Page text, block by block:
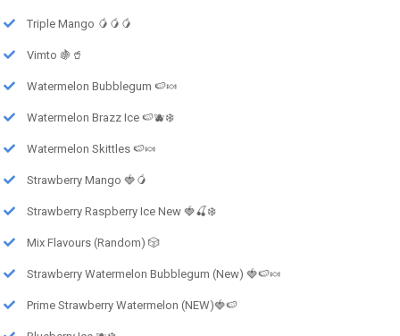
Triple Mango 🥭🥭🥭
Vimto 🍇🥤
Watermelon Bubblegum 🍉🍬
Watermelon Brazz Ice 🍉🫐❄️
Watermelon Skittles 🍉🍬
Strawberry Mango 🍓🥭
Strawberry Raspberry Ice New 🍓🍒❄️
Mix Flavours (Random) 🎲
Strawberry Watermelon Bubblegum (New) 🍓🍉🍬
Prime Strawberry Watermelon (NEW)🍓🍉